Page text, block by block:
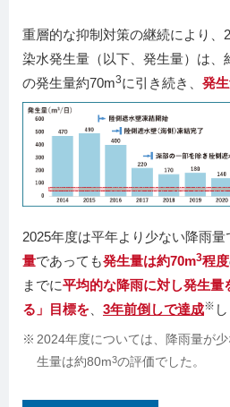
重層的な抑制対策の継続により、
染水発生量（以下、発生量）は、
の発生量約70m3に引き続き、 発
2025年度は平年より少ない降雨量
量であっても発生量は約70m3程度
までに平均的な降雨に対し発生量
る」目標を
3年前倒しで達成※
2024年度については、降雨量が
生量は約80m3の評価でした。